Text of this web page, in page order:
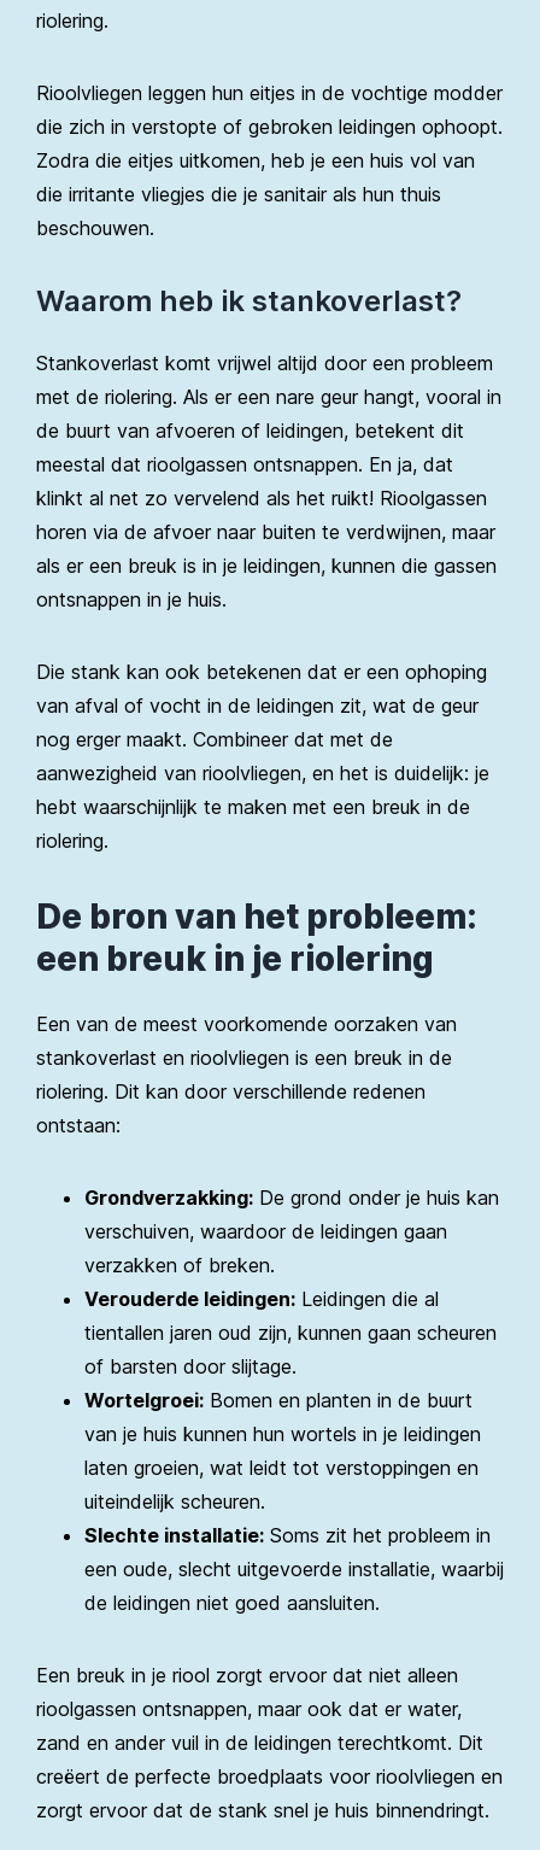
riolering.
Rioolvliegen leggen hun eitjes in de vochtige modder
die zich in verstopte of gebroken leidingen ophoopt.
Zodra die eitjes uitkomen, heb je een huis vol van
die irritante vliegjes die je sanitair als hun thuis
beschouwen.
Waarom heb ik stankoverlast?
Stankoverlast komt vrijwel altijd door een probleem
met de riolering. Als er een nare geur hangt, vooral in
de buurt van afvoeren of leidingen, betekent dit
meestal dat rioolgassen ontsnappen. En ja, dat
klinkt al net zo vervelend als het ruikt! Rioolgassen
horen via de afvoer naar buiten te verdwijnen, maar
als er een breuk is in je leidingen, kunnen die gassen
ontsnappen in je huis.
Die stank kan ook betekenen dat er een ophoping
van afval of vocht in de leidingen zit, wat de geur
nog erger maakt. Combineer dat met de
aanwezigheid van rioolvliegen, en het is duidelijk: je
hebt waarschijnlijk te maken met een breuk in de
riolering.
De bron van het probleem:
een breuk in je riolering
Een van de meest voorkomende oorzaken van
stankoverlast en rioolvliegen is een breuk in de
riolering. Dit kan door verschillende redenen
ontstaan:
Grondverzakking: De grond onder je huis kan
verschuiven, waardoor de leidingen gaan
verzakken of breken.
Verouderde leidingen: Leidingen die al
tientallen jaren oud zijn, kunnen gaan scheuren
of barsten door slijtage.
Wortelgroei: Bomen en planten in de buurt
van je huis kunnen hun wortels in je leidingen
laten groeien, wat leidt tot verstoppingen en
uiteindelijk scheuren.
Slechte installatie: Soms zit het probleem in
een oude, slecht uitgevoerde installatie, waarbij
de leidingen niet goed aansluiten.
Een breuk in je riool zorgt ervoor dat niet alleen
rioolgassen ontsnappen, maar ook dat er water,
zand en ander vuil in de leidingen terechtkomt. Dit
creëert de perfecte broedplaats voor rioolvliegen en
zorgt ervoor dat de stank snel je huis binnendringt.